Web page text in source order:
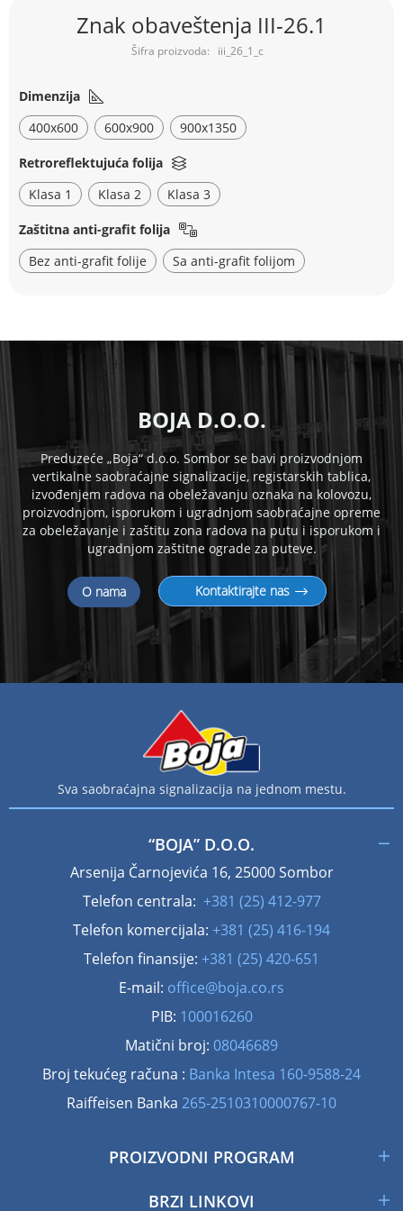
the
images
gallery
Znak obaveštenja III-26.1
iii_26_1_c
Dimenzija
400x600
600x900 900x1350
Retroreflektujuća folija
Klasa 1
Klasa 2 Klasa 3
Zaštitna anti-grafit folija
Bez anti-grafit folije
Sa anti-grafit folijom
BOJA D.O.O.
Preduzeće „Boja“ d.o.o. Sombor se bavi proizvodnjom
vertikalne saobraćajne signalizacije, registarskih tablica,
izvođenjem radova na obeležavanju oznaka na kolovozu,
proizvodnjom, isporukom i ugradnjom saobraćajne opreme
za obeležavanje i zaštitu zona radova na putu i isporukom i
ugradnjom zaštitne ograde za puteve.
O nama Kontaktirajte nas
Sva saobraćajna signalizacija na jednom mestu.
“BOJA” D.O.O.
Arsenija Čarnojevića 16, 25000 Sombor
Telefon centrala: +381 (25) 412-977
Telefon komercijala: +381 (25) 416-194
Telefon finansije: +381 (25) 420-651
E-mail: office@boja.co.rs
PIB: 100016260
Matični broj: 08046689
Broj tekućeg računa : Banka Intesa 160-9588-24
Raiffeisen Banka 265-2510310000767-10
PROIZVODNI PROGRAM
BRZI LINKOVI